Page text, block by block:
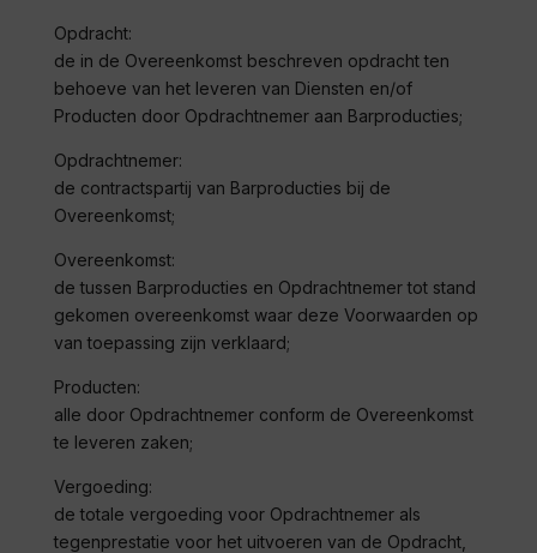
Opdracht:
de in de Overeenkomst beschreven opdracht ten
behoeve van het leveren van Diensten en/of
Producten door Opdrachtnemer aan Barproducties;
Opdrachtnemer:
de contractspartij van Barproducties bij de
Overeenkomst;
Overeenkomst:
de tussen Barproducties en Opdrachtnemer tot stand
gekomen overeenkomst waar deze Voorwaarden op
van toepassing zijn verklaard;
Producten:
alle door Opdrachtnemer conform de Overeenkomst
te leveren zaken;
Vergoeding:
de totale vergoeding voor Opdrachtnemer als
tegenprestatie voor het uitvoeren van de Opdracht,